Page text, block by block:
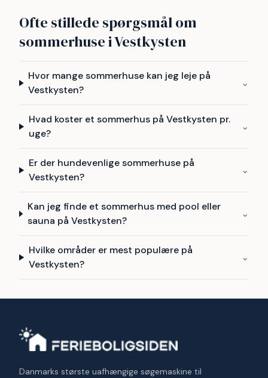
Ofte stillede spørgsmål om
sommerhuse i Vestkysten
Hvor mange sommerhuse kan jeg leje på
Vestkysten?
⌄
Hvad koster et sommerhus på Vestkysten pr.
uge?
⌄
Er der hundevenlige sommerhuse på
Vestkysten?
⌄
Kan jeg finde et sommerhus med pool eller
sauna på Vestkysten?
⌄
Hvilke områder er mest populære på
Vestkysten?
⌄
Danmarks største uafhængige søgemaskine til